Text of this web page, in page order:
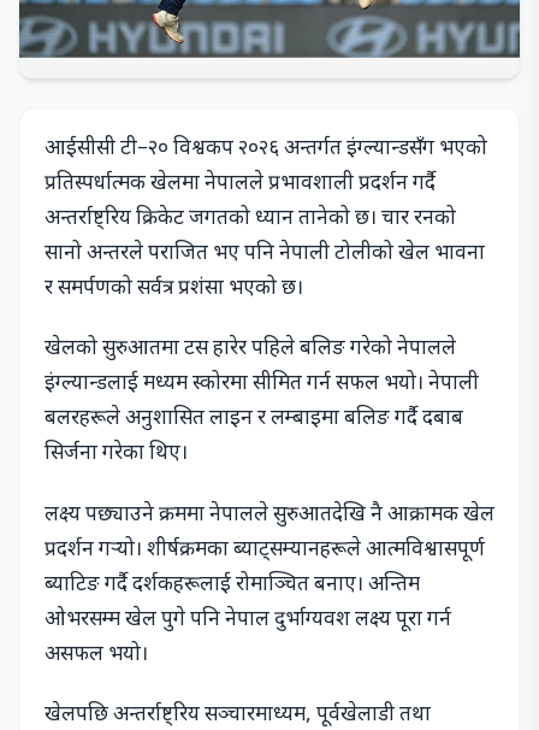
आईसीसी टी–२० विश्वकप २०२६ अन्तर्गत इंग्ल्यान्डसँग भएको
प्रतिस्पर्धात्मक खेलमा नेपालले प्रभावशाली प्रदर्शन गर्दै
अन्तर्राष्ट्रिय क्रिकेट जगतको ध्यान तानेको छ। चार रनको
सानो अन्तरले पराजित भए पनि नेपाली टोलीको खेल भावना
र समर्पणको सर्वत्र प्रशंसा भएको छ।
खेलको सुरुआतमा टस हारेर पहिले बलिङ गरेको नेपालले
इंग्ल्यान्डलाई मध्यम स्कोरमा सीमित गर्न सफल भयो। नेपाली
बलरहरूले अनुशासित लाइन र लम्बाइमा बलिङ गर्दै दबाब
सिर्जना गरेका थिए।
लक्ष्य पछ्याउने क्रममा नेपालले सुरुआतदेखि नै आक्रामक खेल
प्रदर्शन गर्‍यो। शीर्षक्रमका ब्याट्सम्यानहरूले आत्मविश्वासपूर्ण
ब्याटिङ गर्दै दर्शकहरूलाई रोमाञ्चित बनाए। अन्तिम
ओभरसम्म खेल पुगे पनि नेपाल दुर्भाग्यवश लक्ष्य पूरा गर्न
असफल भयो।
खेलपछि अन्तर्राष्ट्रिय सञ्चारमाध्यम, पूर्वखेलाडी तथा